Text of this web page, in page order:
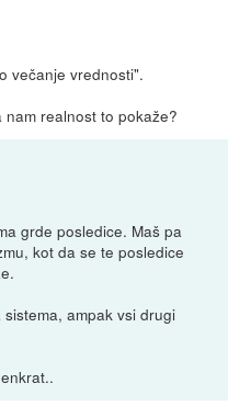
večanje vrednosti".
realnost to pokaže?
grde posledice. Maš pa
kot da se te posledice
ampak vsi drugi